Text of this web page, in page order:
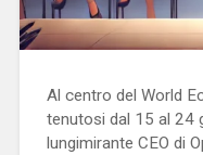
Al centro del World
tenutosi dal 15 al 24
lungimirante CEO di